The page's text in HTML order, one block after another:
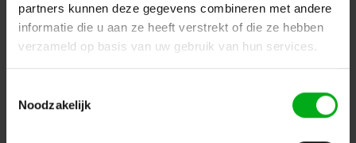
partners kunnen deze gegevens combineren met andere
informatie die u aan ze heeft verstrekt of die ze hebben
verzameld op basis van uw gebruik van hun services.
Noodzakelijk